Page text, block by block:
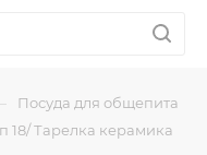
Посуда для общепита
18/ Тарелка керамика